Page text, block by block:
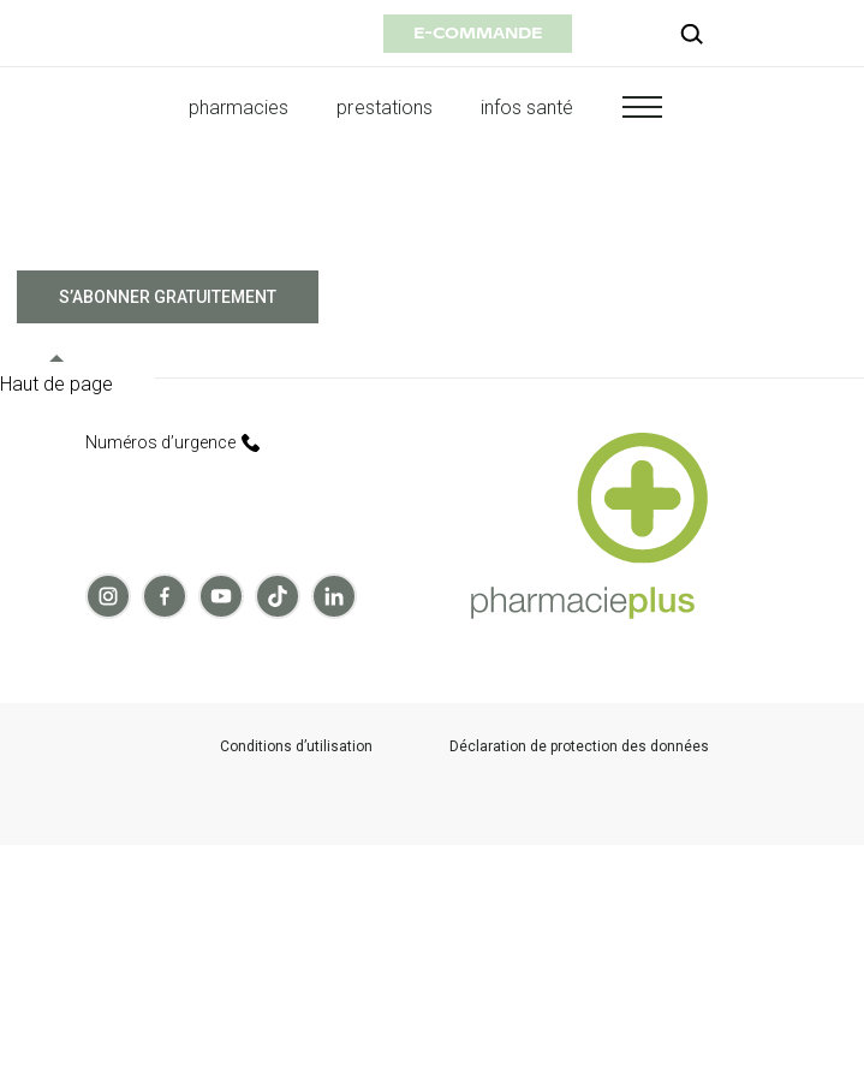
E-COMMANDE
pharmacies prestations infos santé
S’ABONNER GRATUITEMENT
Haut de page
Numéros d’urgence
Conditions d’utilisation Déclaration de protection des données